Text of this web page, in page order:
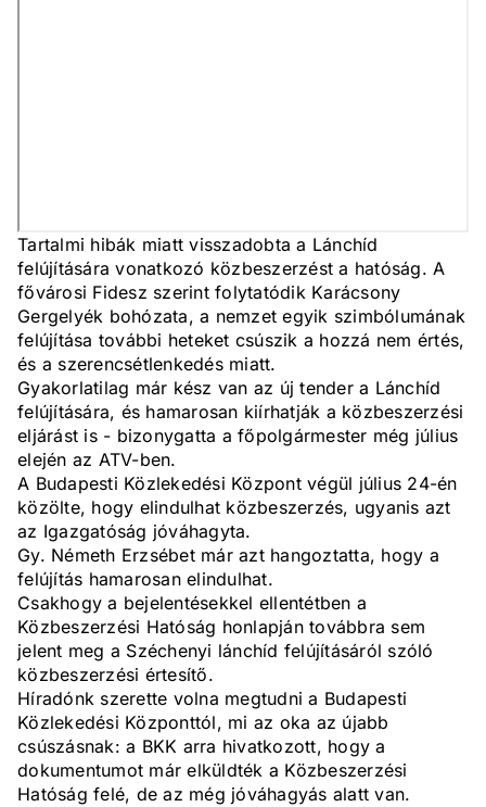
Tartalmi hibák miatt visszadobta a Lánchíd
felújítására vonatkozó közbeszerzést a hatóság. A
fővárosi Fidesz szerint folytatódik Karácsony
Gergelyék bohózata, a nemzet egyik szimbólumának
felújítása további heteket csúszik a hozzá nem értés,
és a szerencsétlenkedés miatt.
Gyakorlatilag már kész van az új tender a Lánchíd
felújítására, és hamarosan kiírhatják a közbeszerzési
eljárást is - bizonygatta a főpolgármester még július
elején az ATV-ben.
A Budapesti Közlekedési Központ végül július 24-én
közölte, hogy elindulhat közbeszerzés, ugyanis azt
az Igazgatóság jóváhagyta.
Gy. Németh Erzsébet már azt hangoztatta, hogy a
felújítás hamarosan elindulhat.
Csakhogy a bejelentésekkel ellentétben a
Közbeszerzési Hatóság honlapján továbbra sem
jelent meg a Széchenyi lánchíd felújításáról szóló
közbeszerzési értesítő.
Híradónk szerette volna megtudni a Budapesti
Közlekedési Központtól, mi az oka az újabb
csúszásnak: a BKK arra hivatkozott, hogy a
dokumentumot már elküldték a Közbeszerzési
Hatóság felé, de az még jóváhagyás alatt van.